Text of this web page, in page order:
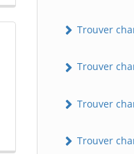
Trouver
Trouver
Trouver
Trouver